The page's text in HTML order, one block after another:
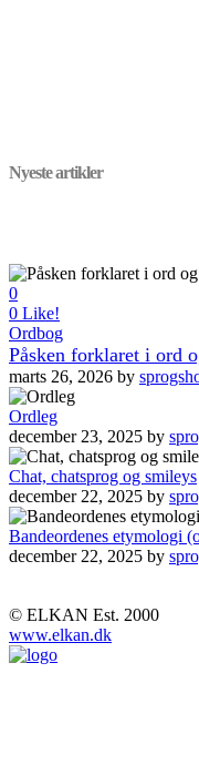
Nyeste artikler
0
0 Like!
Ordbog
Påsken forklaret i ord
marts 26, 2026 by
Ordleg
december 23, 2025 by
Chat, chatsprog og smileys
december 22, 2025 by
Bandeordenes etymologi
december 22, 2025 by
© ELKAN Est. 2000
www.elkan.dk